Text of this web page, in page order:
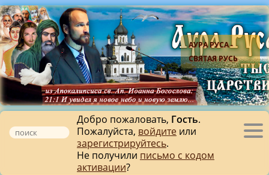
АУРА РУСА -
СВЯТАЯ РУСЬ
Добро пожаловать, Гость.
Пожалуйста, войдите или
зарегистрируйтесь.
Не получили письмо с кодом
активации?